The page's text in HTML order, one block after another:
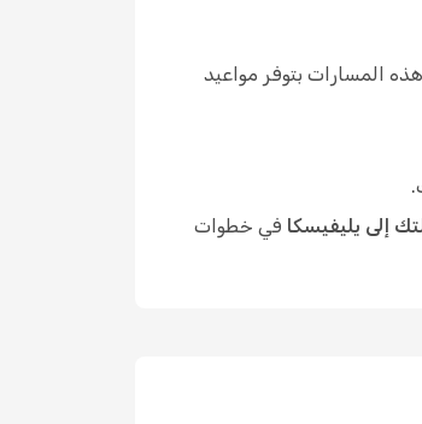
المسارات بتوفر مواعيد
إلى يليفيسكا في خطوات